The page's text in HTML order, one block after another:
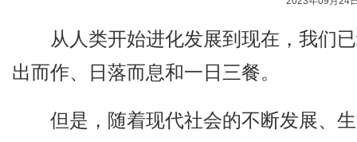
从人类开始进化发展到现在，我们
出而作、日落而息和一日三餐。
但是，随着现代社会的不断发展、